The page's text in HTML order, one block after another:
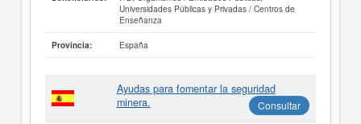
Universidades Públicas y Privadas / Centros de
Enseñanza
Provincia: España
Ayudas para fomentar la seguridad
minera.
Consultar